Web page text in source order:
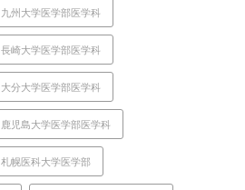
九州大学医学部医学科
長崎大学医学部医学科
大分大学医学部医学科
鹿児島大学医学部医学科
札幌医科大学医学部